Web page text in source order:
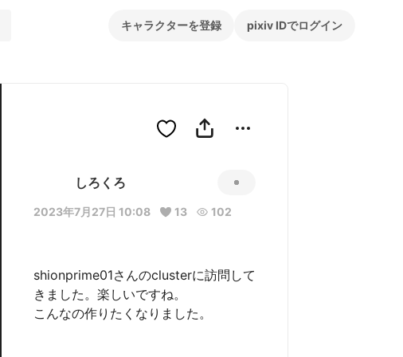
キャラクターを登録 pixiv IDでログイン
しろくろ
2023年7月27日 10:08 13 102
shionprime01さんのclusterに訪問して
きました。楽しいですね。
こんなの作りたくなりました。